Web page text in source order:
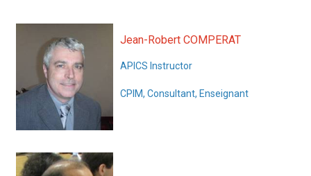
Jean-Robert COMPERAT
APICS Instructor
CPIM, Consultant, Enseignant